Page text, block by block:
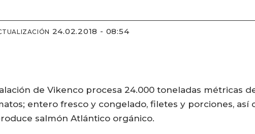
24.02.2018 - 08:54
de Vikenco procesa 24.000 toneladas métricas
entero fresco y congelado, filetes y porciones,
salmón Atlántico orgánico.